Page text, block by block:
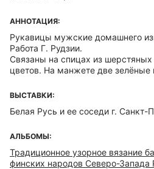
АННОТАЦИЯ:
Рукавицы мужские домашнего
Работа Г. Рудзии.
Связаны на спицах из шерстяных
цветов. На манжете две зелёные
ВЫСТАВКИ:
Белая Русь и ее соседи г. Санкт-
АЛЬБОМЫ:
Традиционное узорное вязание
финских народов Северо-Запада